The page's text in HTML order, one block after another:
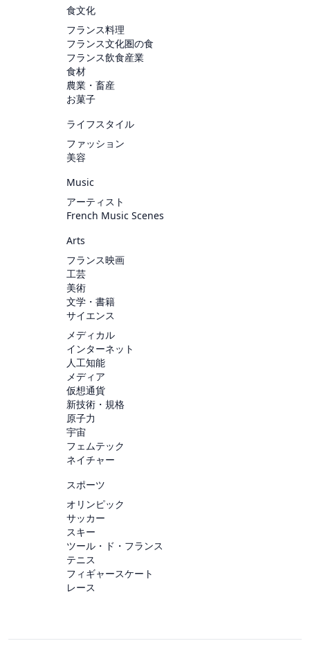
食文化
フランス料理
フランス文化圏の食
フランス飲食産業
食材
農業・畜産
お菓子
ライフスタイル
ファッション
美容
Music
アーティスト
French Music Scenes
Arts
フランス映画
工芸
美術
文学・書籍
サイエンス
メディカル
インターネット
人工知能
メディア
仮想通貨
新技術・規格
原子力
宇宙
フェムテック
ネイチャー
スポーツ
オリンピック
サッカー
スキー
ツール・ド・フランス
テニス
フィギャースケート
レース